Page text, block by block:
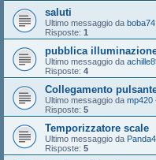
saluti
Ultimo messaggio da boba74
Risposte: 1
pubblica
Ultimo messaggio da
Risposte: 4
Collegamento
Ultimo messaggio da mp420
Risposte: 5
Temporizzatore scale
Ultimo messaggio da
Risposte: 5